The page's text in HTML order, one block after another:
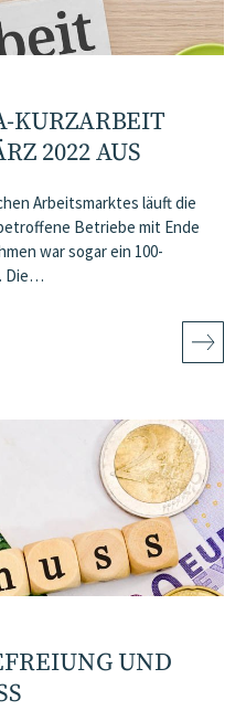
KURZARBEIT
2022 AUS
Arbeitsmarktes läuft die
Betriebe mit Ende
war sogar ein 100-
Die…
UND